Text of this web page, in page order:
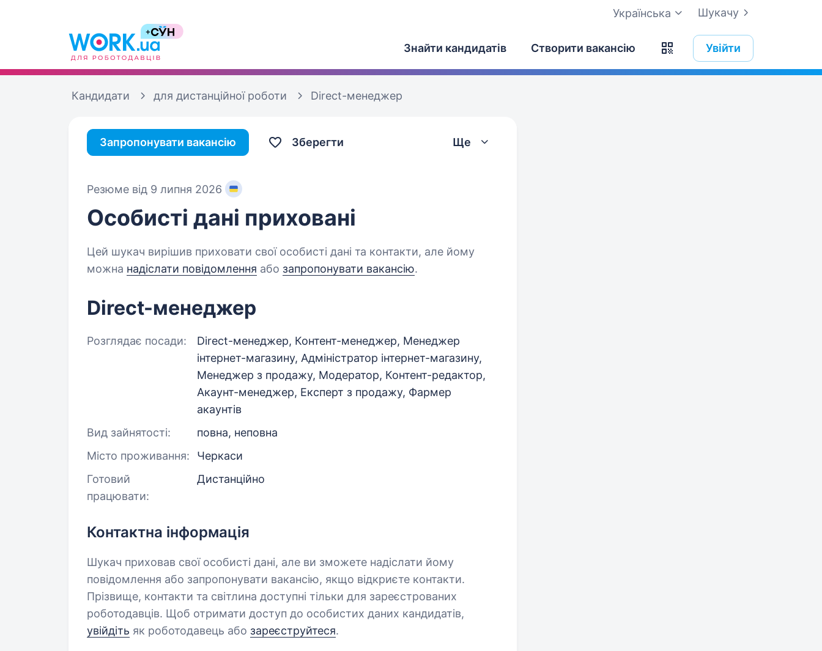
Шукачу
Українська
Знайти кандидатів Створити вакансію Увійти
Кандидати для дистанційної роботи Direct-менеджер
Запропонувати вакансію Зберегти Ще
Резюме від 9 липня 2026
Особисті дані приховані
Цей шукач вирішив приховати свої особисті дані та контакти, але йому
можна надіслати повідомлення або запропонувати вакансію.
Direct-менеджер
Розглядає посади:
Direct-менеджер, Контент-менеджер, Менеджер
інтернет-магазину, Адміністратор інтернет-магазину,
Менеджер з продажу, Модератор, Контент-редактор,
Акаунт-менеджер, Експерт з продажу, Фармер
акаунтів
Вид зайнятості:
повна, неповна
Місто проживання:
Черкаси
Готовий
працювати:
Дистанційно
Контактна інформація
Шукач приховав свої особисті дані, але ви зможете надіслати йому
повідомлення або запропонувати вакансію, якщо відкриєте контакти.
Прізвище, контакти та світлина доступні тільки для зареєстрованих
роботодавців. Щоб отримати доступ до особистих даних кандидатів,
увійдіть як роботодавець або зареєструйтеся.